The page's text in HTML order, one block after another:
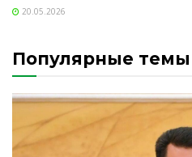
20.05.2026
Популярные темы